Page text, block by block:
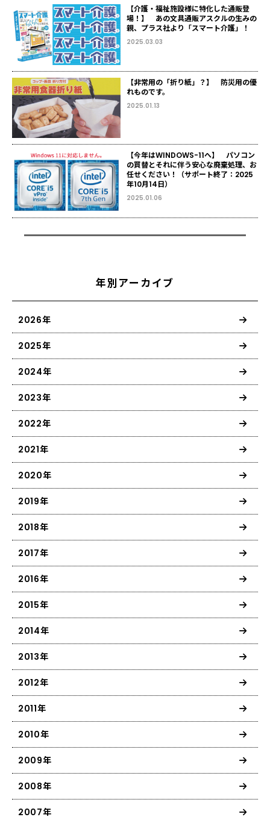
【介護・福祉施設様に特化した通販登
場！】 あの文具通販アスクルの生みの
親、プラス社より「スマート介護」！
2025.03.03
【非常用の「折り紙」？】 防災用の優
れものです。
2025.01.13
【今年はWINDOWS-11へ】 パソコン
の買替とそれに伴う安心な廃棄処理、お
任せください！（サポート終了：2025
年10月14日）
2025.01.06
年別アーカイブ
2026年
2025年
2024年
2023年
2022年
2021年
2020年
2019年
2018年
2017年
2016年
2015年
2014年
2013年
2012年
2011年
2010年
2009年
2008年
2007年